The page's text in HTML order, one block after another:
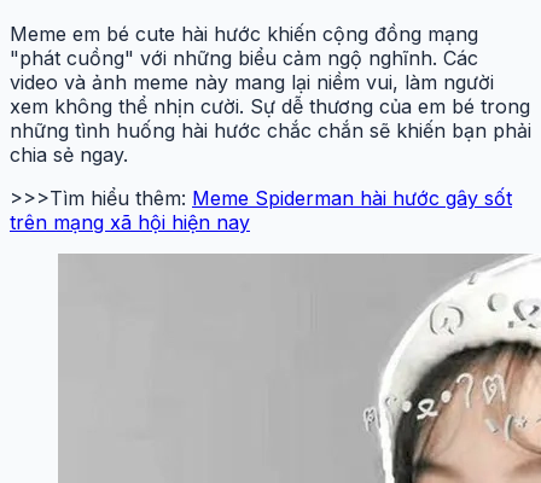
Meme em bé cute hài hước khiến cộng đồng mạng
"phát cuồng" với những biểu cảm ngộ nghĩnh. Các
video và ảnh meme này mang lại niềm vui, làm người
xem không thể nhịn cười. Sự dễ thương của em bé trong
những tình huống hài hước chắc chắn sẽ khiến bạn phải
chia sẻ ngay.
>>>Tìm hiểu thêm: Meme Spiderman hài hước gây sốt
trên mạng xã hội hiện nay